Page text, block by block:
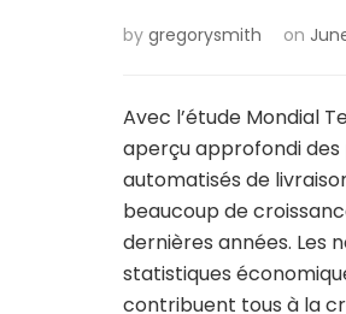
by gregorysmith on
Avec l’étude Mondial
aperçu approfondi des
automatisés de
beaucoup de
dernières années. Les
statistiques
contribuent tous à la